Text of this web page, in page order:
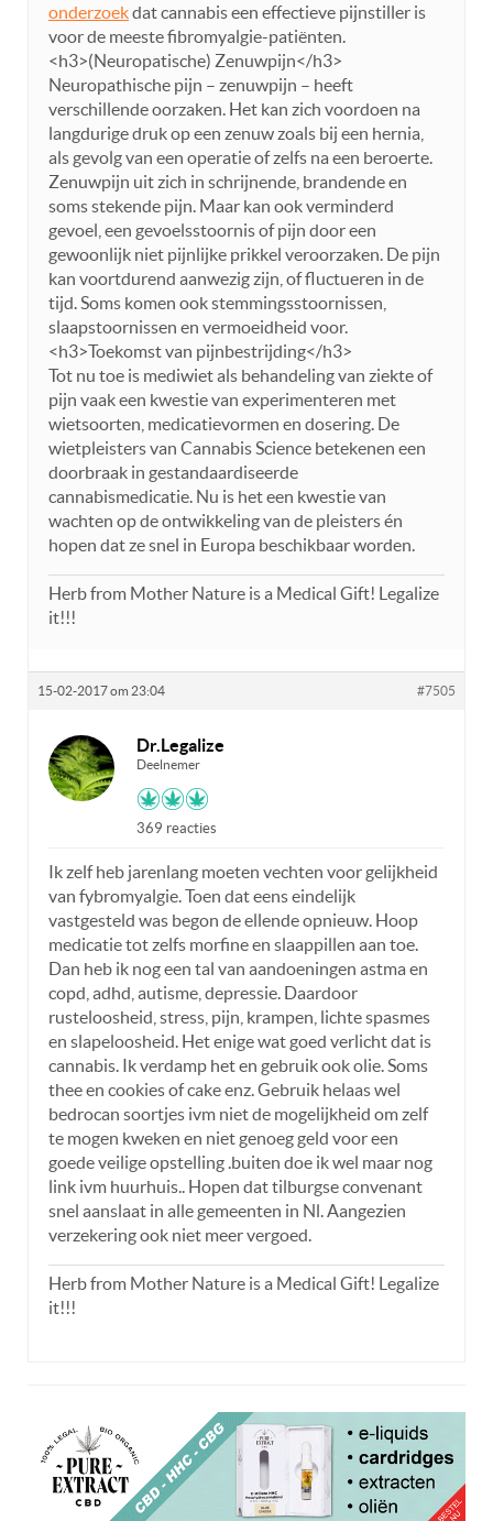
onderzoekdat cannabis een effectieve pijnstiller is
voor de meeste fibromyalgie-patiënten.
<h3>(Neuropatische) Zenuwpijn</h3>
Neuropathische pijn – zenuwpijn – heeft
verschillende oorzaken. Het kan zich voordoen na
langdurige druk op een zenuw zoals bij een hernia,
als gevolg van een operatie of zelfs na een beroerte.
Zenuwpijn uit zich in schrijnende, brandende en
soms stekende pijn. Maar kan ook verminderd
gevoel, een gevoelsstoornis of pijn door een
gewoonlijk niet pijnlijke prikkel veroorzaken. De pijn
kan voortdurend aanwezig zijn, of fluctueren in de
tijd. Soms komen ook stemmingsstoornissen,
slaapstoornissen en vermoeidheid voor.
<h3>Toekomst van pijnbestrijding</h3>
Tot nu toe is mediwiet als behandeling van ziekte of
pijn vaak een kwestie van experimenteren met
wietsoorten, medicatievormen en dosering. De
wietpleisters van Cannabis Science betekenen een
doorbraak in gestandaardiseerde
cannabismedicatie. Nu is het een kwestie van
wachten op de ontwikkeling van de pleisters én
hopen dat ze snel in Europa beschikbaar worden.
Herb from Mother Nature is a Medical Gift! Legalize
it!!!
15-02-2017 om 23:04 #7505
Dr.Legalize
Deelnemer
369 reacties
Ik zelf heb jarenlang moeten vechten voor gelijkheid
van fybromyalgie. Toen dat eens eindelijk
vastgesteld was begon de ellende opnieuw. Hoop
medicatie tot zelfs morfine en slaappillen aan toe.
Dan heb ik nog een tal van aandoeningen astma en
copd, adhd, autisme, depressie. Daardoor
rusteloosheid, stress, pijn, krampen, lichte spasmes
en slapeloosheid. Het enige wat goed verlicht dat is
cannabis. Ik verdamp het en gebruik ook olie. Soms
thee en cookies of cake enz. Gebruik helaas wel
bedrocan soortjes ivm niet de mogelijkheid om zelf
te mogen kweken en niet genoeg geld voor een
goede veilige opstelling .buiten doe ik wel maar nog
link ivm huurhuis.. Hopen dat tilburgse convenant
snel aanslaat in alle gemeenten in Nl. Aangezien
verzekering ook niet meer vergoed.
Herb from Mother Nature is a Medical Gift! Legalize
it!!!